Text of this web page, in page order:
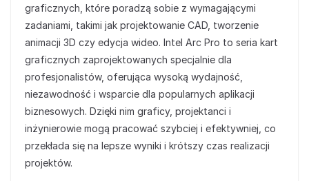
graficznych, które poradzą sobie z wymagającymi
zadaniami, takimi jak projektowanie CAD, tworzenie
animacji 3D czy edycja wideo. Intel Arc Pro to seria kart
graficznych zaprojektowanych specjalnie dla
profesjonalistów, oferująca wysoką wydajność,
niezawodność i wsparcie dla popularnych aplikacji
biznesowych. Dzięki nim graficy, projektanci i
inżynierowie mogą pracować szybciej i efektywniej, co
przekłada się na lepsze wyniki i krótszy czas realizacji
projektów.